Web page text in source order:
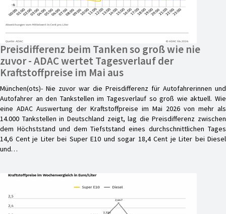
Preisdifferenz beim Tanken so groß wie nie
zuvor - ADAC wertet Tagesverlauf der
Kraftstoffpreise im Mai aus
München(ots)- Nie zuvor war die Preisdifferenz für Autofahrerinnen und
Autofahrer an den Tankstellen im Tagesverlauf so groß wie aktuell. Wie
eine ADAC Auswertung der Kraftstoffpreise im Mai 2026 von mehr als
14.000 Tankstellen in Deutschland zeigt, lag die Preisdifferenz zwischen
dem Höchststand und dem Tiefststand eines durchschnittlichen Tages
14,6 Cent je Liter bei Super E10 und sogar 18,4 Cent je Liter bei Diesel
und…